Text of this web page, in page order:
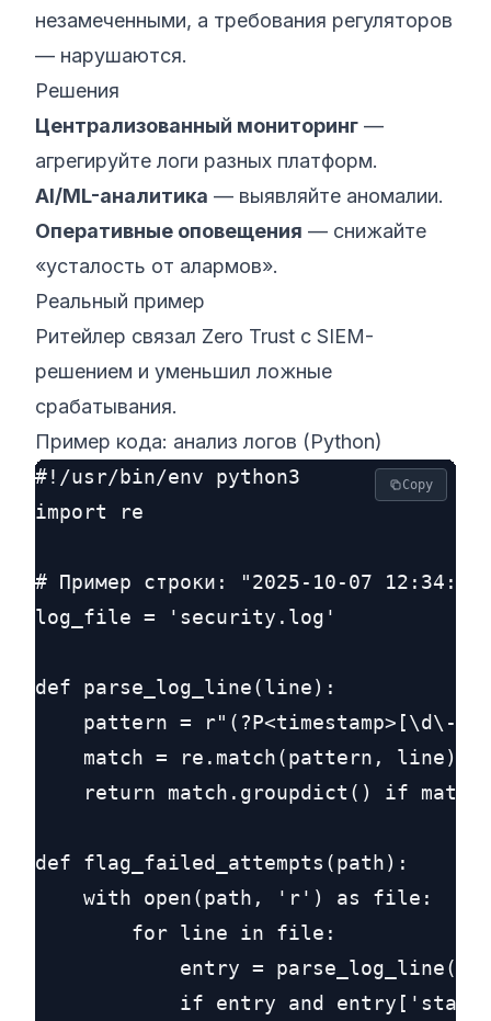
незамеченными, а требования регуляторов
— нарушаются.
Решения
Централизованный мониторинг —
агрегируйте логи разных платформ.
AI/ML-аналитика — выявляйте аномалии.
Оперативные оповещения — снижайте
«усталость от алармов».
Реальный пример
Ритейлер связал Zero Trust с SIEM-
решением и уменьшил ложные
срабатывания.
Пример кода: анализ логов (Python)
#!/usr/bin/env python3
import re
# Пример строки: "2025-10-07
log_file = 'security.log'
def parse_log_line(line):
pattern = r"(?P<timestamp>[\d\-
    match = re.match(pattern, line)
return match.groupdict() if match
def flag_failed_attempts(path):
    with open(path, 'r') as file:
        for line in file:
entry =
if entry and
Copy